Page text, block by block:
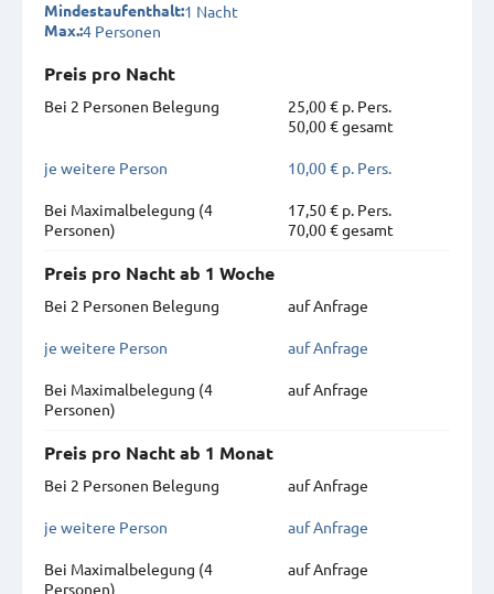
Mindestaufenthalt:1 Nacht
Max.:4 Personen
Preis pro Nacht
Bei 2 Personen Belegung
25,00 € p. Pers.
50,00 € gesamt
je weitere Person 10,00 € p. Pers.
Bei Maximal­belegung (4
Personen)
17,50 € p. Pers.
70,00 € gesamt
Preis pro Nacht ab 1 Woche
Bei 2 Personen Belegung
auf Anfrage
je weitere Person auf Anfrage
Bei Maximal­belegung (4
Personen)
auf Anfrage
Preis pro Nacht ab 1 Monat
Bei 2 Personen Belegung
auf Anfrage
je weitere Person auf Anfrage
Bei Maximal­belegung (4
Personen)
auf Anfrage